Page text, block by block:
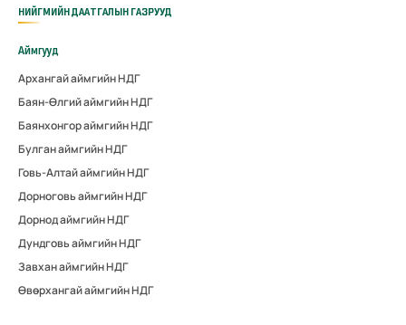
НИЙГМИЙН ДААТГАЛЫН ГАЗРУУД
Аймгууд
Архангай аймгийн НДГ
Баян-Өлгий аймгийн НДГ
Баянхонгор аймгийн НДГ
Булган аймгийн НДГ
Говь-Алтай аймгийн НДГ
Дорноговь аймгийн НДГ
Дорнод аймгийн НДГ
Дундговь аймгийн НДГ
Завхан аймгийн НДГ
Өвөрхангай аймгийн НДГ